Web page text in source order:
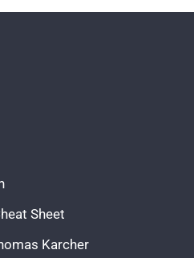
Sheet
Karcher